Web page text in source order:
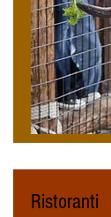
Ristoranti